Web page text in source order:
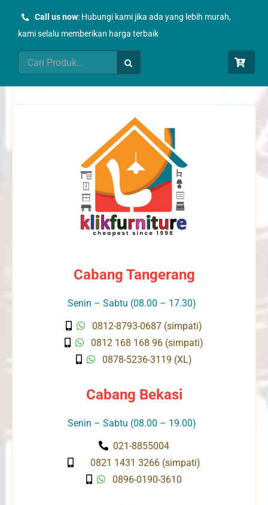
Call us now: Hubungi kami jika ada yang lebih murah,
kami selalu memberikan harga terbaik
Search
for:
Cabang Tangerang
Senin – Sabtu (08.00 – 17.30)
0812-8793-0687 (simpati)
0812 168 168 96 (simpati)
0878-5236-3119 (XL)
Cabang Bekasi
Senin – Sabtu (08.00 – 19.00)
021-8855004
0821 1431 3266 (simpati)
0896-0190-3610